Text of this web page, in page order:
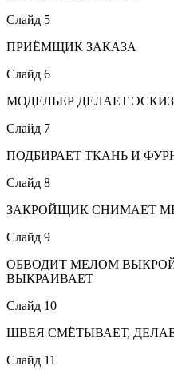
Слайд 5
ПРИЁМЩИК ЗАКАЗА
Слайд 6
МОДЕЛЬЕР ДЕЛАЕТ
Слайд 7
ПОДБИРАЕТ ТКАНЬ И
Слайд 8
ЗАКРОЙЩИК СНИМАЕТ
Слайд 9
ОБВОДИТ МЕЛОМ
ВЫКРАИВАЕТ
Слайд 10
ШВЕЯ СМЁТЫВАЕТ,
Слайд 11